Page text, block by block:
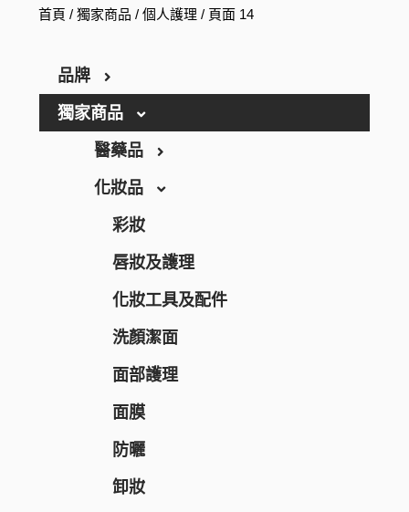
首頁 /獨家商品 /個人護理 / 頁面 14
品牌
ARGELAN
THE RETINOTIME
THE RETINOTIME WHITE
W/M AAA
RECiPEO
REPLICA NOTES
MQURE
KNOWLEDGE
Nake
CONCRED
WASHBLACK
獨家商品
醫藥品
保健食品
養生保健
營養補充
維他命
美肌保健
纖體塑身
運動營養補充
腸道健康
逆齡抗老
化妝品
彩妝
唇妝及護理
化妝工具及配件
洗顏潔面
面部護理
面膜
防曬
卸妝